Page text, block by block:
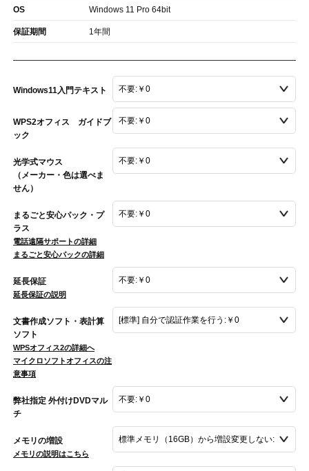
OS Windows 11 Pro 64bit
保証期間 1年間
Windows11入門テキスト
WPS2オフィス ガイドブ
ック
光学式マウス
（メーカー・色は選べま
せん）
まるごと安心パック・プ
ラス
電話遠隔サポートの詳細
まるごと安心パックの詳細
延長保証
延長保証の説明
文書作成ソフト・表計算
ソフト
WPSオフィス2の詳細へ
マイクロソフトオフィスの注
意事項
弊社指定 外付けDVDマル
チ
メモリの増設
メモリの説明はこちら